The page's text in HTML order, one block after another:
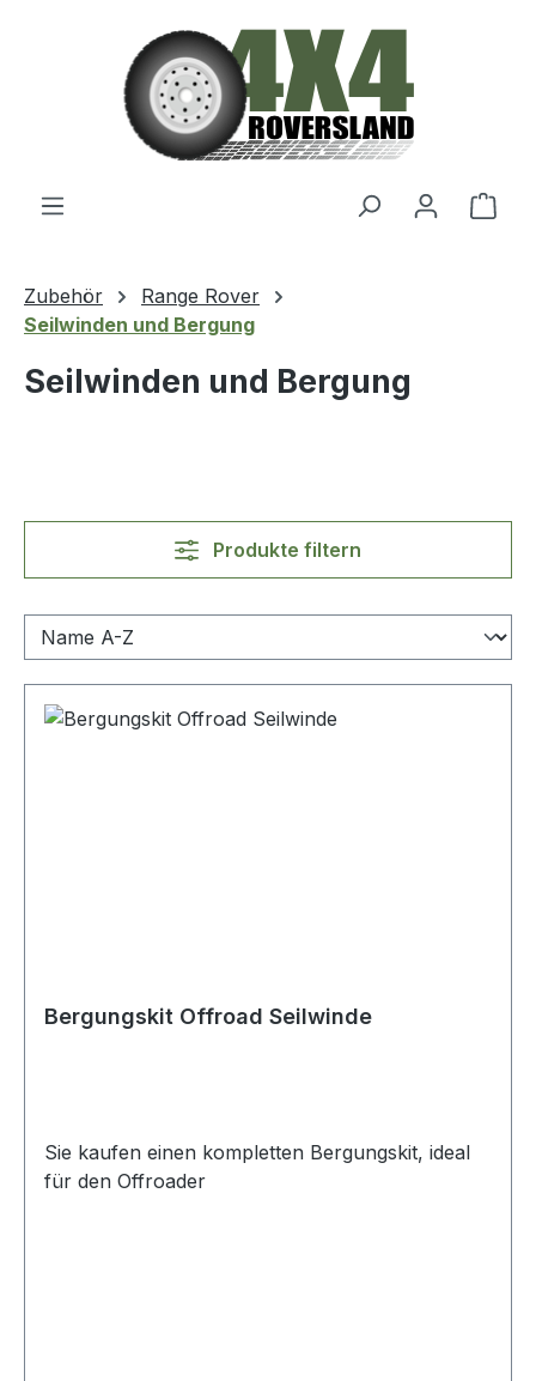
Zum Hauptinhalt springen
Zubehör
Range Rover
Seilwinden und Bergung
Seilwinden und Bergung
Produkte filtern
Bergungskit Offroad Seilwinde
Sie kaufen einen kompletten Bergungskit, ideal
für den Offroader